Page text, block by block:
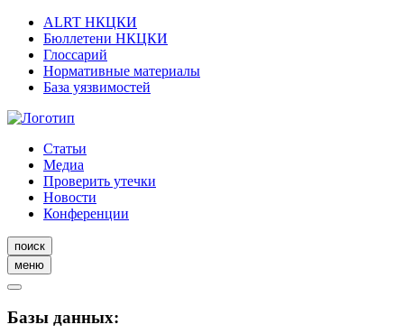
ALRT НКЦКИ
Бюллетени НКЦКИ
Глоссарий
Нормативные материалы
База уязвимостей
Статьи
Медиа
Проверить утечки
Новости
Конференции
поиск
меню
Базы данных: